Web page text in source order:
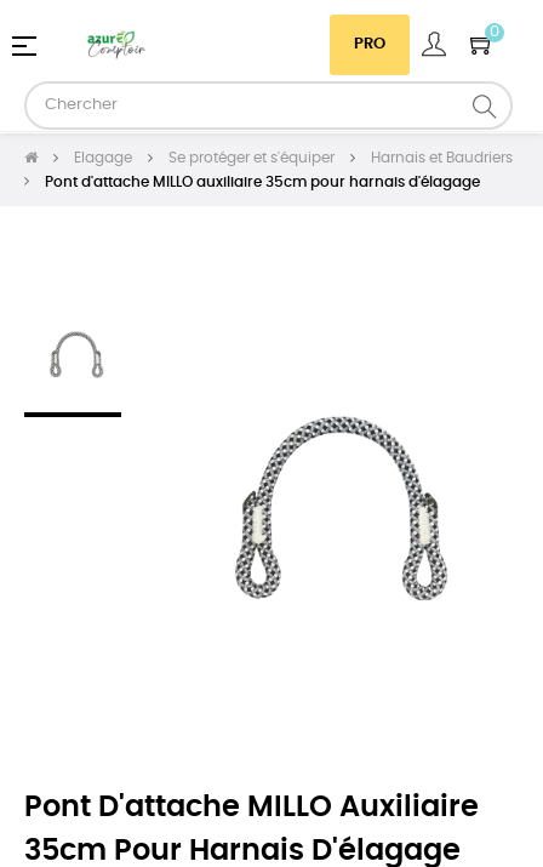
PRO
0
Basculer
navigation
☰
Elagage Se protéger et s'équiper
Harnais et Baudriers
Pont d'attache MILLO auxiliaire 35cm pour harnais d'élagage
Pont D'attache MILLO Auxiliaire
35cm Pour Harnais D'élagage